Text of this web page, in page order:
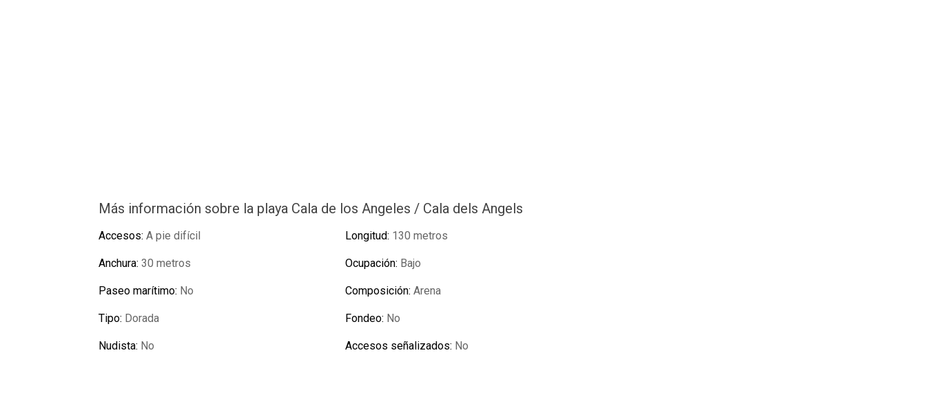
Más información sobre la playa Cala de los Angeles / Cala dels Angels
Accesos: A pie difícil Longitud: 130 metros
Anchura: 30 metros Ocupación: Bajo
Paseo marítimo: No Composición: Arena
Tipo: Dorada Fondeo: No
Nudista: No Accesos señalizados: No